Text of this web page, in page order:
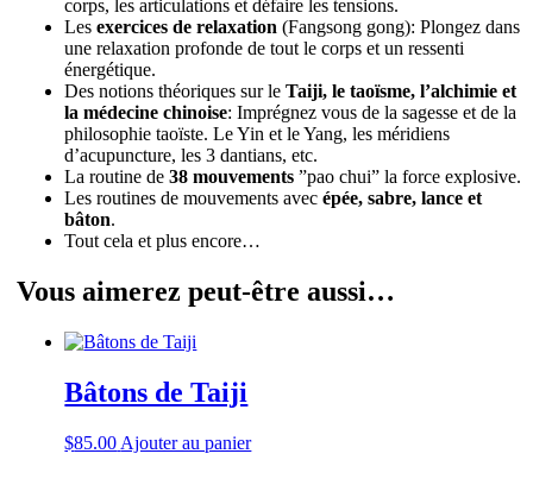
corps, les articulations et défaire les tensions.
Lesexercices de relaxation (Fangsong gong): Plongez dans
une relaxation profonde de tout le corps et un ressenti
énergétique.
Des notions théoriques sur leTaiji, le taoïsme, l’alchimie et
la médecine chinoise: Imprégnez vous de la sagesse et de la
philosophie taoïste. Le Yin et le Yang, les méridiens
d’acupuncture, les 3 dantians, etc.
La routine de38 mouvements ”pao chui” la force explosive.
Les routines de mouvements avecépée, sabre, lance et
bâton.
Tout cela et plus encore…
Vous aimerez peut-être aussi…
Bâtons de Taiji
$85.00 Ajouter au panier